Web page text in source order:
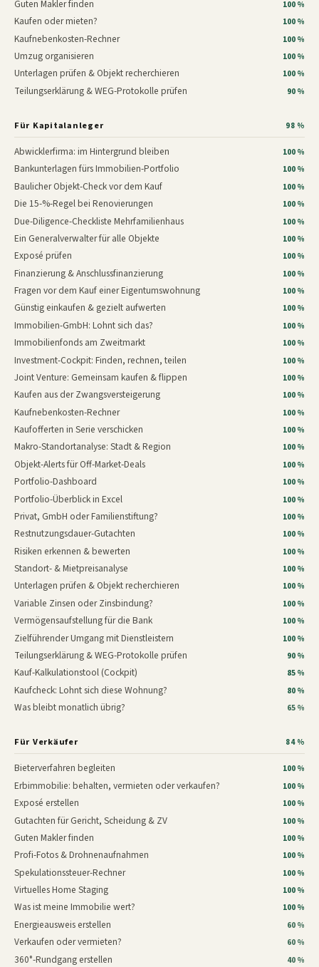
Guten Makler finden 100 %
Kaufen oder mieten? 100 %
Kaufnebenkosten-Rechner 100 %
Umzug organisieren 100 %
Unterlagen prüfen & Objekt recherchieren 100 %
Teilungserklärung & WEG-Protokolle prüfen 90 %
Für Kapitalanleger 98 %
Abwicklerfirma: im Hintergrund bleiben 100 %
Bankunterlagen fürs Immobilien-Portfolio 100 %
Baulicher Objekt-Check vor dem Kauf 100 %
Die 15-%-Regel bei Renovierungen 100 %
Due-Diligence-Checkliste Mehrfamilienhaus 100 %
Ein Generalverwalter für alle Objekte 100 %
Exposé prüfen 100 %
Finanzierung & Anschlussfinanzierung 100 %
Fragen vor dem Kauf einer Eigentumswohnung 100 %
Günstig einkaufen & gezielt aufwerten 100 %
Immobilien-GmbH: Lohnt sich das? 100 %
Immobilienfonds am Zweitmarkt 100 %
Investment-Cockpit: Finden, rechnen, teilen 100 %
Joint Venture: Gemeinsam kaufen & flippen 100 %
Kaufen aus der Zwangsversteigerung 100 %
Kaufnebenkosten-Rechner 100 %
Kaufofferten in Serie verschicken 100 %
Makro-Standortanalyse: Stadt & Region 100 %
Objekt-Alerts für Off-Market-Deals 100 %
Portfolio-Dashboard 100 %
Portfolio-Überblick in Excel 100 %
Privat, GmbH oder Familienstiftung? 100 %
Restnutzungsdauer-Gutachten 100 %
Risiken erkennen & bewerten 100 %
Standort- & Mietpreisanalyse 100 %
Unterlagen prüfen & Objekt recherchieren 100 %
Variable Zinsen oder Zinsbindung? 100 %
Vermögensaufstellung für die Bank 100 %
Zielführender Umgang mit Dienstleistern 100 %
Teilungserklärung & WEG-Protokolle prüfen 90 %
Kauf-Kalkulationstool (Cockpit) 85 %
Kaufcheck: Lohnt sich diese Wohnung? 80 %
Was bleibt monatlich übrig? 65 %
Für Verkäufer 84 %
Bieterverfahren begleiten 100 %
Erbimmobilie: behalten, vermieten oder verkaufen? 100 %
Exposé erstellen 100 %
Gutachten für Gericht, Scheidung & ZV 100 %
Guten Makler finden 100 %
Profi-Fotos & Drohnenaufnahmen 100 %
Spekulationssteuer-Rechner 100 %
Virtuelles Home Staging 100 %
Was ist meine Immobilie wert? 100 %
Energieausweis erstellen 60 %
Verkaufen oder vermieten? 60 %
360°-Rundgang erstellen 40 %